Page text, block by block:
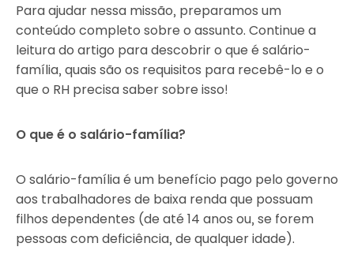
Para ajudar nessa missão, preparamos um
conteúdo completo sobre o assunto. Continue a
leitura do artigo para descobrir o que é salário-
família, quais são os requisitos para recebê-lo e o
que o RH precisa saber sobre isso!
O que é o salário-família?
O salário-família é um benefício pago pelo governo
aos trabalhadores de baixa renda que possuam
filhos dependentes (de até 14 anos ou, se forem
pessoas com deficiência, de qualquer idade).